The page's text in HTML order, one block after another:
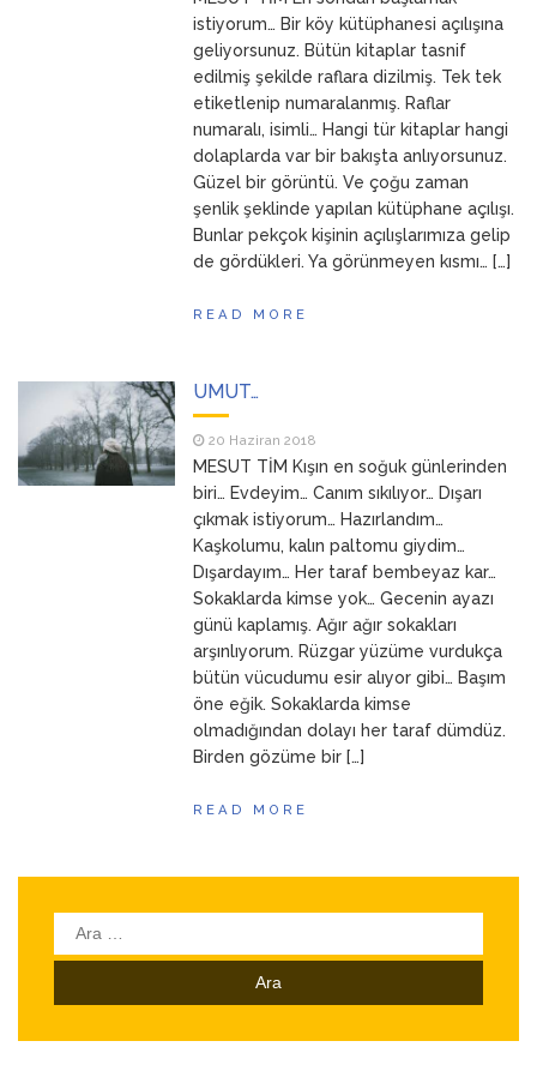
ANNEMistiyorum… Bir köy kütüphanesi açılışına
geliyorsunuz. Bütün kitaplar tasnif
edilmiş şekilde raflara dizilmiş. Tek tek
etiketlenip numaralanmış. Raflar
numaralı, isimli… Hangi tür kitaplar hangi
dolaplarda var bir bakışta anlıyorsunuz.
Güzel bir görüntü. Ve çoğu zaman
şenlik şeklinde yapılan kütüphane açılışı.
Bunlar pekçok kişinin açılışlarımıza gelip
de gördükleri. Ya görünmeyen kısmı… […]
READ MORE
UMUT…
20 Haziran 2018
MESUT TİM Kışın en soğuk günlerinden
biri… Evdeyim… Canım sıkılıyor… Dışarı
çıkmak istiyorum… Hazırlandım…
Kaşkolumu, kalın paltomu giydim…
Dışardayım… Her taraf bembeyaz kar…
Sokaklarda kimse yok… Gecenin ayazı
günü kaplamış. Ağır ağır sokakları
arşınlıyorum. Rüzgar yüzüme vurdukça
bütün vücudumu esir alıyor gibi… Başım
öne eğik. Sokaklarda kimse
olmadığından dolayı her taraf dümdüz.
Birden gözüme bir […]
READ MORE
Arama: